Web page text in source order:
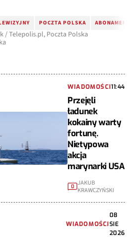
POCZTA POLSKA ABONAMENT
/ Telepolis.pl, Poczta Polska
WIADOMOŚCI11:44
Przejęli
ładunek
kokainy warty
fortunę.
Nietypowa
akcja
marynarki USA
0 JAKUB
KRAWCZYŃSKI
WIADOMOŚCI
08
SIE
2026